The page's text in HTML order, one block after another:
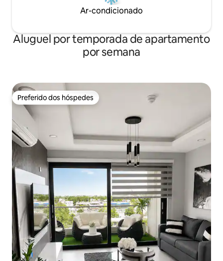
Ar-condicionado
Aluguel por temporada de apartamento
por semana
Preferido dos hóspedes
Preferido dos hóspedes